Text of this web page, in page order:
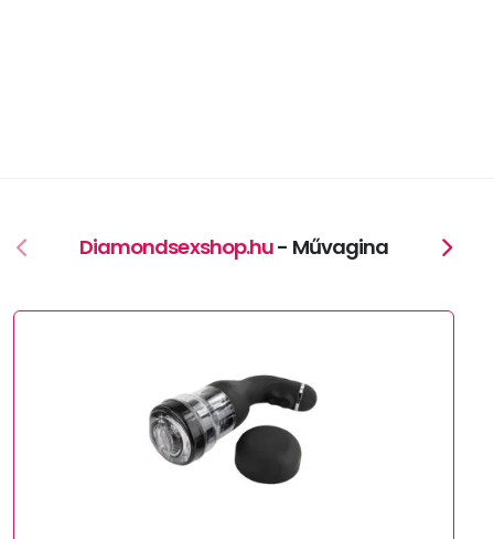
Diamondsexshop.hu- Művagina